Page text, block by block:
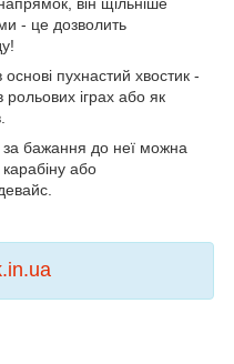
він щільніше
- це дозволить
пухнастий хвостик -
рольових іграх або як
за бажання до неї можна
або